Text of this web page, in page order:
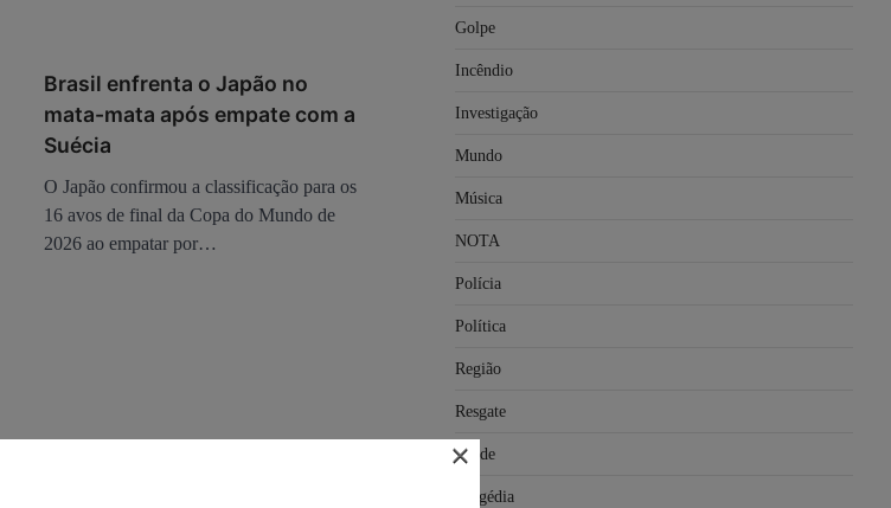
Brasil enfrenta o Japão no
mata-mata após empate com a
Suécia
O Japão confirmou a classificação para os
16 avos de final da Copa do Mundo de
2026 ao empatar por…
Golpe
Incêndio
Investigação
Mundo
Música
NOTA
Polícia
Política
Região
Resgate
Saúde
Tragédia
×